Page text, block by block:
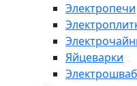
Электропечи
Яйцеварки